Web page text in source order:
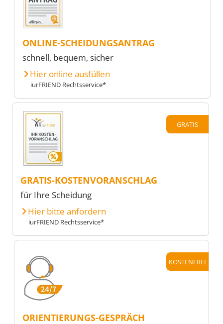
ONLINE-SCHEIDUNGSANTRAG
schnell, bequem, sicher
Hier online ausfüllen
iurFRIEND Rechtsservice*
GRATIS
GRATIS-KOSTENVORANSCHLAG
für Ihre Scheidung
Hier bitte anfordern
iurFRIEND Rechtsservice*
KOSTENFREI
ORIENTIERUNGS-GESPRÄCH